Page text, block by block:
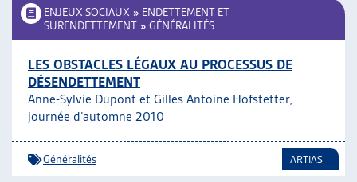
ENJEUX SOCIAUX » ENDETTEMENT ET
SURENDETTEMENT » GÉNÉRALITÉS
LES OBSTACLES LÉGAUX AU PROCESSUS DE
DÉSENDETTEMENT
Anne-Sylvie Dupont et Gilles Antoine Hofstetter,
journée d’automne 2010
Généralités ARTIAS